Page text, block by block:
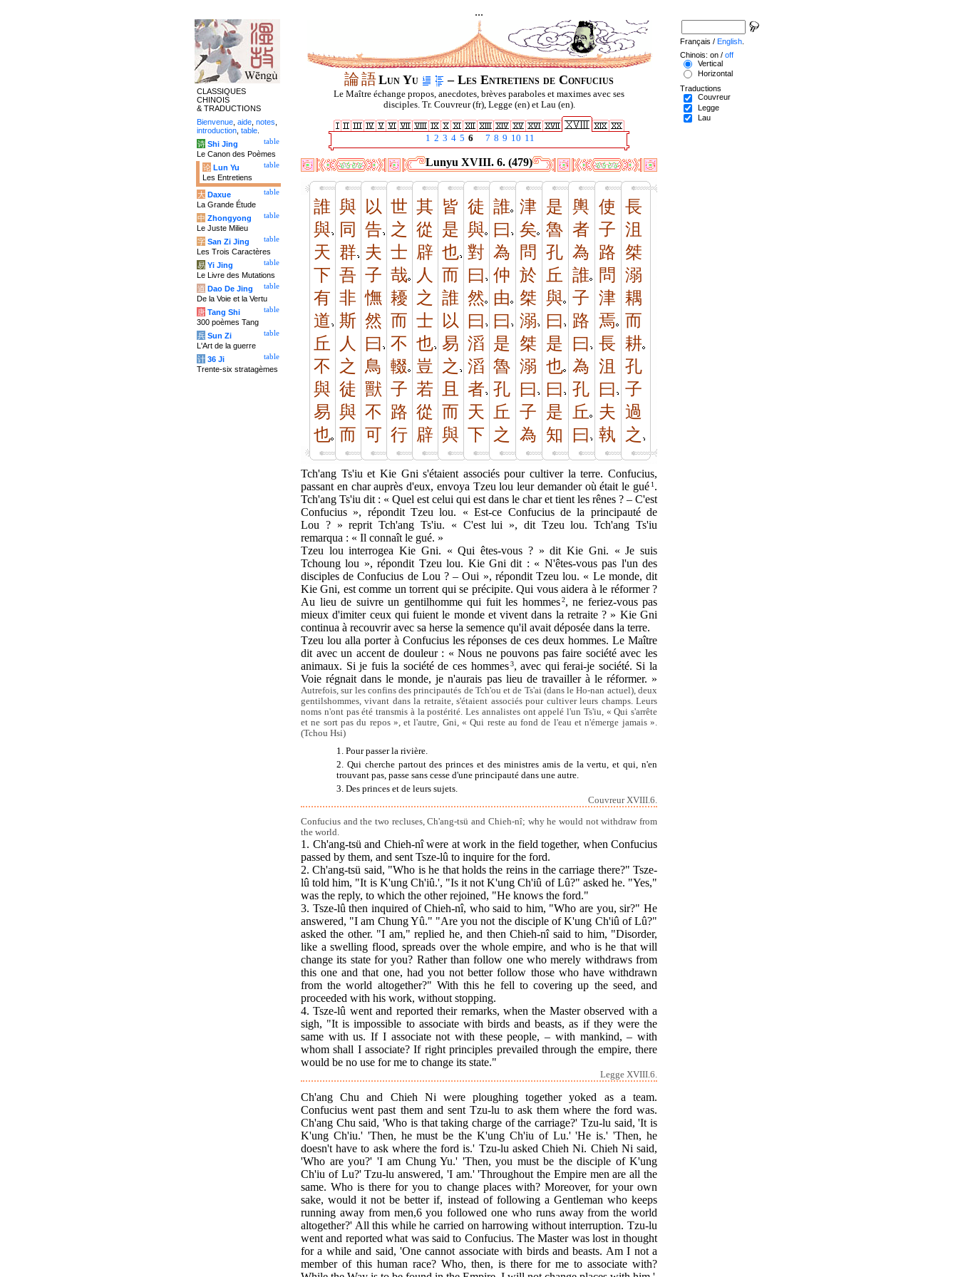
...
論語Lun Yu – Les Entretiens de Confucius
Le Maître échange propos, anecdotes, brèves paraboles et maximes avec ses
disciples. Tr. Couvreur (fr), Legge (en) et Lau (en).
1 2 3 4 5 6 7 8 9 10 11
Lunyu XVIII. 6. (479)
誰
與
天
下
有
道
丘
不
與
易
也
與
同
群
吾
非
斯
人
之
徒
與
而
以
告
夫
子
憮
然
曰
鳥
獸
不
可
世
之
士
哉
耰
而
不
輟
子
路
行
其
從
辟
人
之
士
也
豈
若
從
辟
皆
是
也
而
誰
以
易
之
且
而
與
徒
與
對
曰
然
曰
滔
滔
者
天
下
誰
曰
為
仲
由
曰
是
魯
孔
丘
之
津
矣
問
於
桀
溺
桀
溺
曰
子
為
是
魯
孔
丘
與
曰
是
也
曰
是
知
輿
者
為
誰
子
路
曰
為
孔
丘
曰
使
子
路
問
津
焉
長
沮
曰
夫
執
長
沮
桀
溺
耦
而
耕
孔
子
過
之
Tch'ang Ts'iu et Kie Gni s'étaient associés pour cultiver la terre. Confucius,
passant en char auprès d'eux, envoya Tzeu lou leur demander où était le gué 1 .
Tch'ang Ts'iu dit : « Quel est celui qui est dans le char et tient les rênes ? – C'est
Confucius », répondit Tzeu lou. « Est-ce Confucius de la principauté de
Lou ? » reprit Tch'ang Ts'iu. « C'est lui », dit Tzeu lou. Tch'ang Ts'iu
remarqua : « Il connaît le gué. »
Tzeu lou interrogea Kie Gni. « Qui êtes-vous ? » dit Kie Gni. « Je suis
Tchoung lou », répondit Tzeu lou. Kie Gni dit : « N'êtes-vous pas l'un des
disciples de Confucius de Lou ? – Oui », répondit Tzeu lou. « Le monde, dit
Kie Gni, est comme un torrent qui se précipite. Qui vous aidera à le réformer ?
Au lieu de suivre un gentilhomme qui fuit les hommes 2, ne feriez-vous pas
mieux d'imiter ceux qui fuient le monde et vivent dans la retraite ? » Kie Gni
continua à recouvrir avec sa herse la semence qu'il avait déposée dans la terre.
Tzeu lou alla porter à Confucius les réponses de ces deux hommes. Le Maître
dit avec un accent de douleur : « Nous ne pouvons pas faire société avec les
animaux. Si je fuis la société de ces hommes 3, avec qui ferai-je société. Si la
Voie régnait dans le monde, je n'aurais pas lieu de travailler à le réformer. »
Autrefois, sur les confins des principautés de Tch'ou et de Ts'ai (dans le Ho-nan actuel), deux
gentilshommes, vivant dans la retraite, s'étaient associés pour cultiver leurs champs. Leurs
noms n'ont pas été transmis à la postérité. Les annalistes ont appelé l'un Ts'iu, « Qui s'arrête
et ne sort pas du repos », et l'autre, Gni, « Qui reste au fond de l'eau et n'émerge jamais ».
(Tchou Hsi)
1. Pour passer la rivière.
2. Qui cherche partout des princes et des ministres amis de la vertu, et qui, n'en
trouvant pas, passe sans cesse d'une principauté dans une autre.
3. Des princes et de leurs sujets.
Couvreur XVIII.6.
Confucius and the two recluses, Ch'ang-tsü and Chieh-nî; why he would not withdraw from
the world.
1. Ch'ang-tsü and Chieh-nî were at work in the field together, when Confucius
passed by them, and sent Tsze-lû to inquire for the ford.
2. Ch'ang-tsü said, "Who is he that holds the reins in the carriage there?" Tsze-
lû told him, "It is K'ung Ch'iû.', "Is it not K'ung Ch'iû of Lû?" asked he. "Yes,"
was the reply, to which the other rejoined, "He knows the ford."
3. Tsze-lû then inquired of Chieh-nî, who said to him, "Who are you, sir?" He
answered, "I am Chung Yû." "Are you not the disciple of K'ung Ch'iû of Lû?"
asked the other. "I am," replied he, and then Chieh-nî said to him, "Disorder,
like a swelling flood, spreads over the whole empire, and who is he that will
change its state for you? Rather than follow one who merely withdraws from
this one and that one, had you not better follow those who have withdrawn
from the world altogether?" With this he fell to covering up the seed, and
proceeded with his work, without stopping.
4. Tsze-lû went and reported their remarks, when the Master observed with a
sigh, "It is impossible to associate with birds and beasts, as if they were the
same with us. If I associate not with these people, – with mankind, – with
whom shall I associate? If right principles prevailed through the empire, there
would be no use for me to change its state."
Legge XVIII.6.
Ch'ang Chu and Chieh Ni were ploughing together yoked as a team.
Confucius went past them and sent Tzu-lu to ask them where the ford was.
Ch'ang Chu said, 'Who is that taking charge of the carriage?' Tzu-lu said, 'It is
K'ung Ch'iu.' 'Then, he must be the K'ung Ch'iu of Lu.' 'He is.' 'Then, he
doesn't have to ask where the ford is.' Tzu-lu asked Chieh Ni. Chieh Ni said,
'Who are you?' 'I am Chung Yu.' 'Then, you must be the disciple of K'ung
Ch'iu of Lu?' Tzu-lu answered, 'I am.' 'Throughout the Empire men are all the
same. Who is there for you to change places with? Moreover, for your own
sake, would it not be better if, instead of following a Gentleman who keeps
running away from men,6 you followed one who runs away from the world
altogether?' All this while he carried on harrowing without interruption. Tzu-lu
went and reported what was said to Confucius. The Master was lost in thought
for a while and said, 'One cannot associate with birds and beasts. Am I not a
member of this human race? Who, then, is there for me to associate with?
CLASSIQUES
CHINOIS
& TRADUCTIONS
Bienvenue aide notes
introduction table
table
诗 Shi Jing
Le Canon des Poèmes
table
论 Lun Yu
Les Entretiens
table
大 Daxue
La Grande Étude
table
中 Zhongyong
Le Juste Milieu
table
字 San Zi Jing
Les Trois Caractères
table
易 Yi Jing
Le Livre des Mutations
table
道 Dao De Jing
De la Voie et la Vertu
table
唐 Tang Shi
300 poèmes Tang
table
兵 Sun Zi
L'Art de la guerre
table
计 36 Ji
Trente-six stratagèmes
Français / English
Chinois: on / off
Vertical
Horizontal
Traductions
Couvreur
Legge
Lau